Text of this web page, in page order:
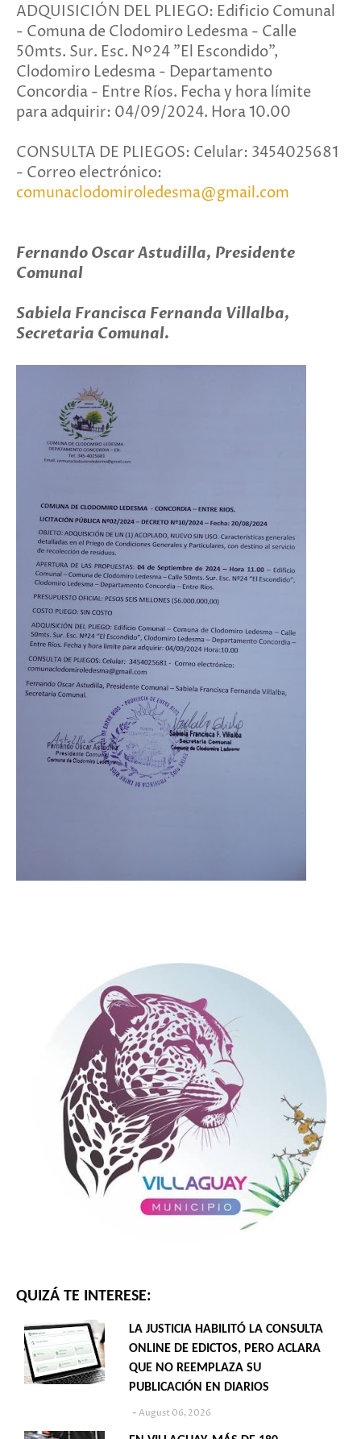
ADQUISICIÓN DEL PLIEGO: Edificio Comunal
- Comuna de Clodomiro Ledesma - Calle
50mts. Sur. Esc. Nº24 "El Escondido",
Clodomiro Ledesma - Departamento
Concordia - Entre Ríos. Fecha y hora límite
para adquirir: 04/09/2024. Hora 10.00
CONSULTA DE PLIEGOS: Celular: 3454025681
- Correo electrónico:
comunaclodomiroledesma@gmail.com
Fernando Oscar Astudilla, Presidente
Comunal
Sabiela Francisca Fernanda Villalba,
Secretaria Comunal.
QUIZÁ TE INTERESE:
LA JUSTICIA HABILITÓ LA CONSULTA
ONLINE DE EDICTOS, PERO ACLARA
QUE NO REEMPLAZA SU
PUBLICACIÓN EN DIARIOS
August 06, 2026